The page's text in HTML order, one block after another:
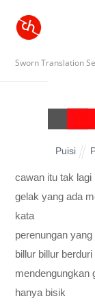
Sworn Translation
Puisi
cawan itu tak
gelak yang ada
kata
perenungan
billur billur
mendengungkan
hanya bisik